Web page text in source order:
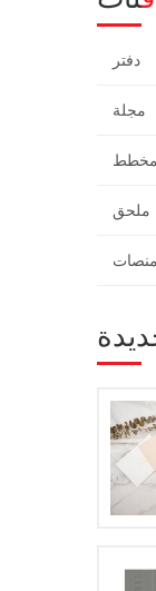
دفتر
مجلة
مخطط
ملحق